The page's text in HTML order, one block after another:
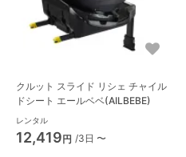
クルット スライド リシェ チャイル
ドシート エールベベ(AILBEBE)
レンタル
12,419円 /3日 〜